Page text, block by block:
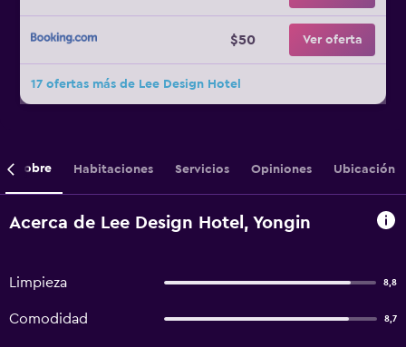
$50 Ver oferta
17 ofertas más de Lee Design Hotel
Sobre Habitaciones Servicios Opiniones Ubicación
Acerca de Lee Design Hotel, Yongin
Limpieza 8,8
Comodidad 8,7